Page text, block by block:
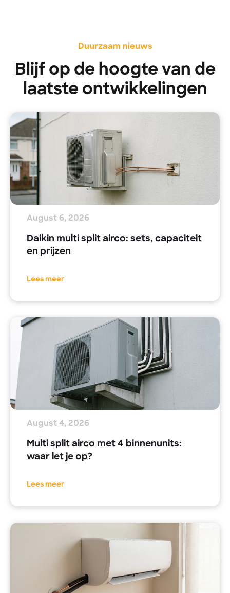
Duurzaam nieuws
Blijf op de hoogte van de
laatste ontwikkelingen
August 6, 2026
Daikin multi split airco: sets, capaciteit
en prijzen
Lees meer
August 4, 2026
Multi split airco met 4 binnenunits:
waar let je op?
Lees meer